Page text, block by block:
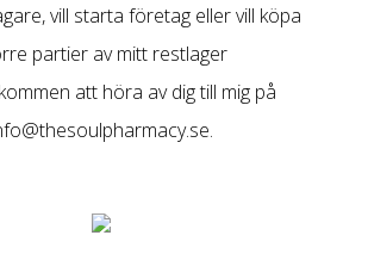
vill starta företag eller vill köpa
partier av mitt restlager
att höra av dig till mig på
.